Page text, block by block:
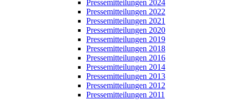
Pressemitteilungen 2024
Pressemitteilungen 2022
Pressemitteilungen 2021
Pressemitteilungen 2020
Pressemitteilungen 2019
Pressemitteilungen 2018
Pressemitteilungen 2016
Pressemitteilungen 2014
Pressemitteilungen 2013
Pressemitteilungen 2012
Pressemitteilungen 2011